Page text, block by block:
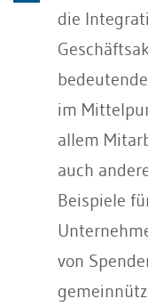
die
im
allem
auch
Beispiele
von